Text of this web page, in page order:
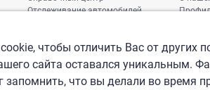
Отслеживание автомобилей
График доставки
Проверка шасси
чтобы отличить Вас от других
сайта оставался уникальным.
запомнить, что вы делали во время